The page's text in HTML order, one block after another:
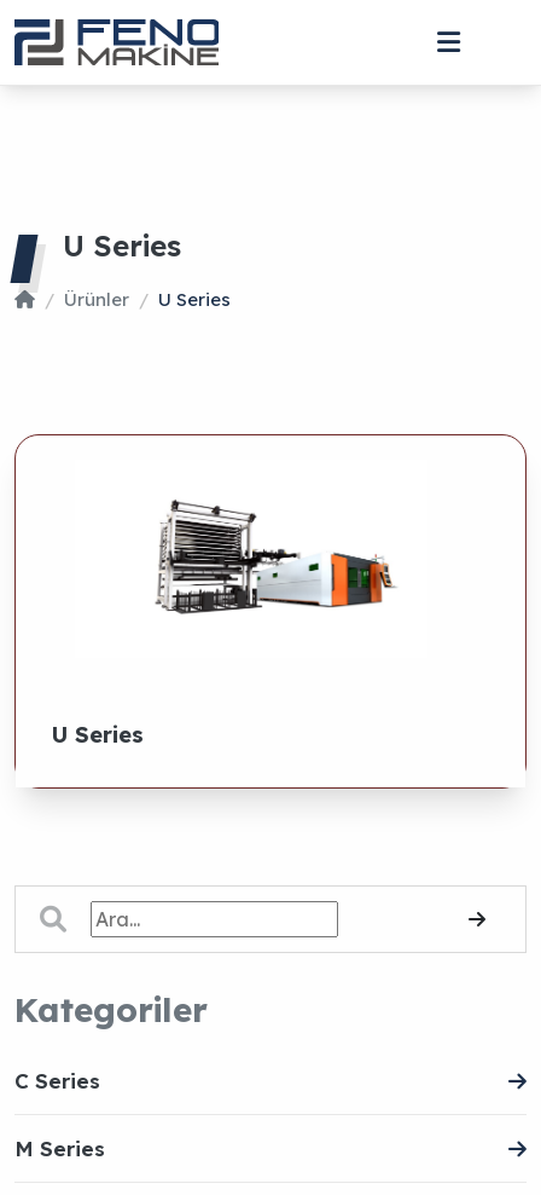
U Series
Ürünler U Series
Kategoriler
C Series
M Series
U Series